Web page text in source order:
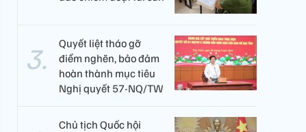
Quyết liệt tháo gỡ
điểm nghẽn, bảo đảm
hoàn thành mục tiêu
Nghị quyết 57-NQ/TW
Chủ tịch Quốc hội